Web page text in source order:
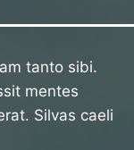
tanto sibi.
mentes
Silvas caeli